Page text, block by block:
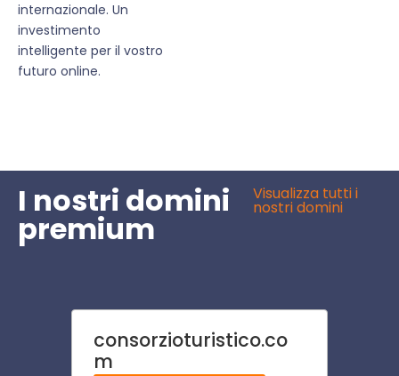
internazionale. Un
investimento
intelligente per il vostro
futuro online.
I nostri domini
premium
Visualizza tutti i
nostri domini
consorzioturistico.co
m